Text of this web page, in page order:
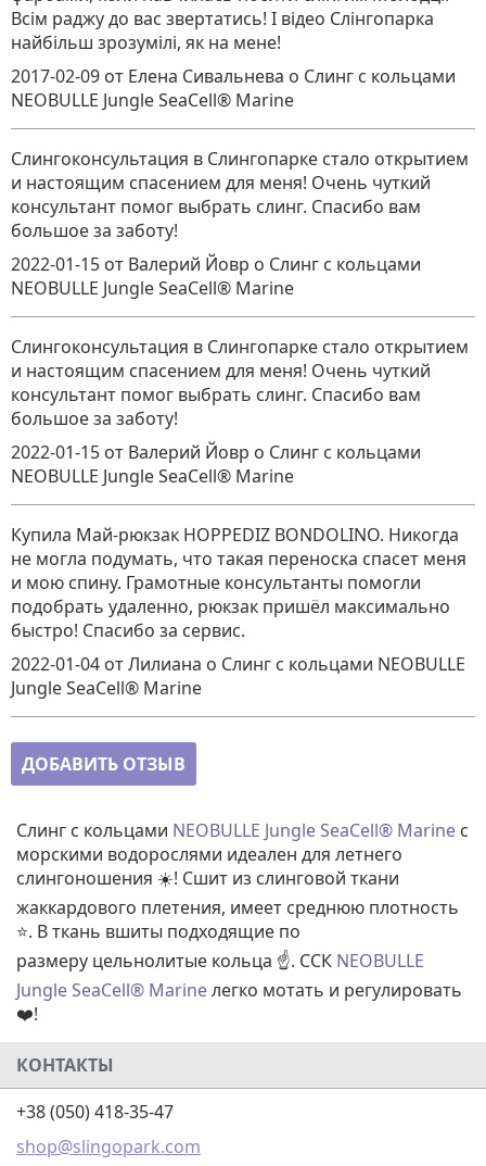
Всім раджу до вас звертатись! І відео Слінгопарка
найбільш зрозумілі, як на мене!
2017-02-09 от Елена Сивальнева о Слинг с кольцами
NEOBULLE Jungle SeaCell® Marine
Слингоконсультация в Слингопарке стало открытием
и настоящим спасением для меня! Очень чуткий
консультант помог выбрать слинг. Спасибо вам
большое за заботу!
2022-01-15 от Валерий Йовр о Слинг с кольцами
NEOBULLE Jungle SeaCell® Marine
Слингоконсультация в Слингопарке стало открытием
и настоящим спасением для меня! Очень чуткий
консультант помог выбрать слинг. Спасибо вам
большое за заботу!
2022-01-15 от Валерий Йовр о Слинг с кольцами
NEOBULLE Jungle SeaCell® Marine
Купила Май-рюкзак HOPPEDIZ BONDOLINO. Никогда
не могла подумать, что такая переноска спасет меня
и мою спину. Грамотные консультанты помогли
подобрать удаленно, рюкзак пришёл максимально
быстро! Спасибо за сервис.
2022-01-04 от Лилиана о Слинг с кольцами NEOBULLE
Jungle SeaCell® Marine
ДОБАВИТЬ ОТЗЫВ
Слинг с кольцами NEOBULLE Jungle SeaCell® Marine с
морскими водорослями идеален для летнего
слингоношения ☀️! Сшит из слинговой ткани
жаккардового плетения, имеет среднюю плотность
⭐. В ткань вшиты подходящие по
размеру цельнолитые кольца ☝️. ССК NEOBULLE
Jungle SeaCell® Marineлегко мотать и регулировать
❤️!
КОНТАКТЫ
+38 (050) 418-35-47
shop@slingopark.com